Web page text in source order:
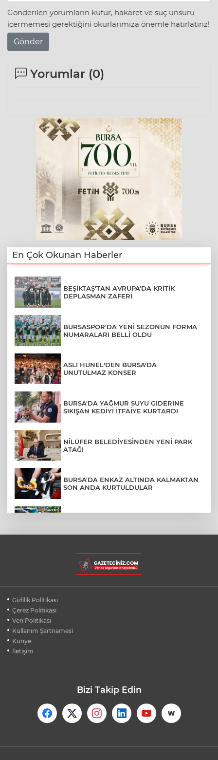
Gönderilen yorumların küfür, hakaret ve suç unsuru
içermemesi gerektiğini okurlarımıza önemle hatırlatırız!
Gönder
Yorumlar (0)
En Çok Okunan Haberler
BEŞİKTAŞ'TAN AVRUPA'DA KRİTİK
DEPLASMAN ZAFERİ
BURSASPOR'DA YENİ SEZONUN FORMA
NUMARALARI BELLİ OLDU
ASLI HÜNEL'DEN BURSA'DA
UNUTULMAZ KONSER
BURSA'DA YAĞMUR SUYU GİDERİNE
SIKIŞAN KEDİYİ İTFAİYE KURTARDI
NİLÜFER BELEDİYESİNDEN YENİ PARK
ATAĞI
BURSA'DA ENKAZ ALTINDA KALMAKTAN
SON ANDA KURTULDULAR
BURSA'DA DEPO YANGINI BİNAYA
SIÇRAMADAN SÖNDÜRÜLDÜ
SİLİVRİ'DE YANGIN: MAHSUR KALANLAR
Gizlilik Politikası
Çerez Politikası
Veri Politikası
Kullanım Şartnamesi
Künye
İletişim
Bizi Takip Edin